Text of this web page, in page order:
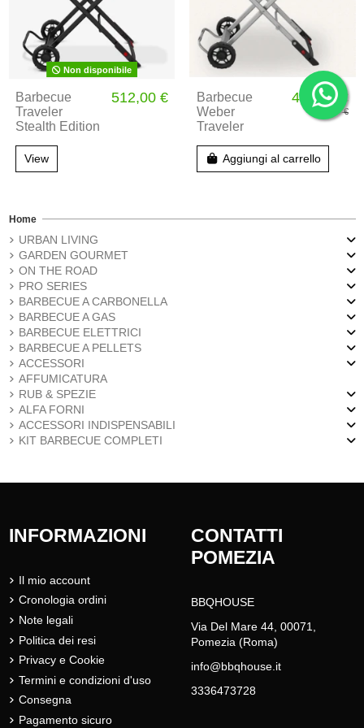
Non disponibile
Barbecue
Traveler
Stealth Edition
512,00 €
View
Barbecue
Weber
Traveler
476,10 €
529,00 €
Aggiungi al carrello
Home
URBAN LIVING
GARDEN GOURMET
ON THE ROAD
PRO SERIES
BARBECUE A CARBONELLA
BARBECUE A GAS
BARBECUE ELETTRICI
BARBECUE A PELLETS
ACCESSORI
AFFUMICATURA
RUB & SPEZIE
ALFA FORNI
ACCESSORI INDISPENSABILI
KIT BARBECUE COMPLETI
INFORMAZIONI
Il mio account
Cronologia ordini
Note legali
Politica dei resi
Privacy e Cookie
Termini e condizioni d'uso
Consegna
Pagamento sicuro
CONTATTI
POMEZIA
BBQHOUSE
Via Del Mare 44, 00071,
Pomezia (Roma)
info@bbqhouse.it
3336473728